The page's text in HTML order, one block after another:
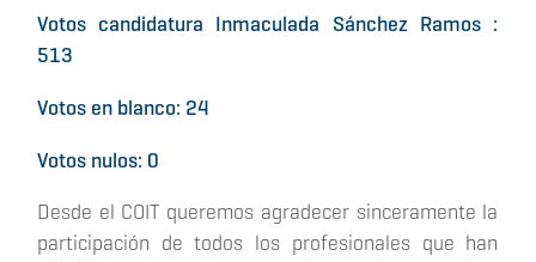
Votos candidatura Inmaculada Sánchez Ramos :
513
Votos en blanco: 24
Votos nulos: 0
Desde el COIT queremos agradecer sinceramente la
participación de todos los profesionales que han